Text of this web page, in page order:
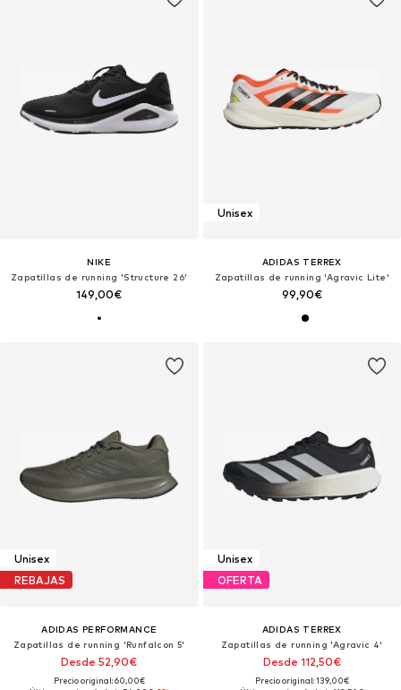
NIKE
Zapatillas de running 'Structure 26'
149,00€
Unisex
ADIDAS TERREX
Zapatillas de running 'Agravic Lite'
99,90€
Unisex
REBAJAS
ADIDAS PERFORMANCE
Zapatillas de running 'Runfalcon 5'
Desde 52,90€
Precio original: 60,00€
Unisex
OFERTA
ADIDAS TERREX
Zapatillas de running 'Agravic 4'
Desde 112,50€
Precio original: 139,00€